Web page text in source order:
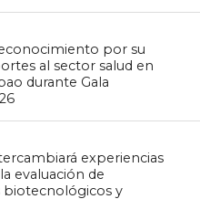
por su
al sector salud en
durante Gala
experiencias
evaluación de
y